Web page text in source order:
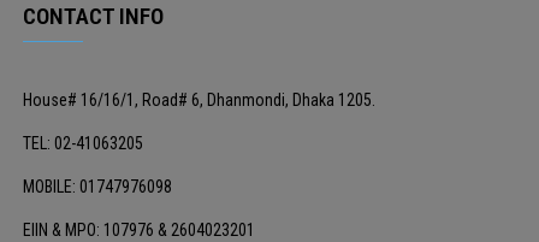
CONTACT INFO
House# 16/16/1, Road# 6, Dhanmondi, Dhaka 1205.
TEL: 02-41063205
MOBILE: 01747976098
EIIN & MPO: 107976 & 2604023201